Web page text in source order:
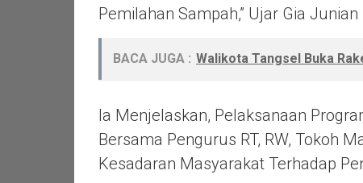
Pemilahan Sampah,” Ujar Gia
BACA JUGA : Walikota Tangsel Buka
Ia Menjelaskan, Pelaksanaan
Bersama Pengurus RT, RW, Tokoh
Kesadaran Masyarakat Terhadap